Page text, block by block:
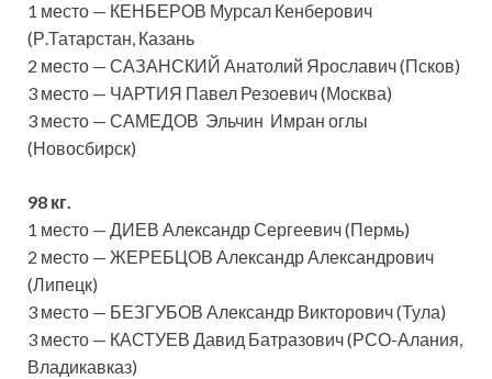
1 место — КЕНБЕРОВ Мурсал Кенберович
(Р.Татарстан, Казань
2 место — САЗАНСКИЙ Анатолий Ярославич (Псков)
3 место — ЧАРТИЯ Павел Резоевич (Москва)
3 место — САМЕДОВ Эльчин Имран оглы
(Новосбирск)
98 кг.
1 место — ДИЕВ Александр Сергеевич (Пермь)
2 место — ЖЕРЕБЦОВ Александр Александрович
(Липецк)
3 место — БЕЗГУБОВ Александр Викторович (Тула)
3 место — КАСТУЕВ Давид Батразович (РСО-Алания,
Владикавказ)